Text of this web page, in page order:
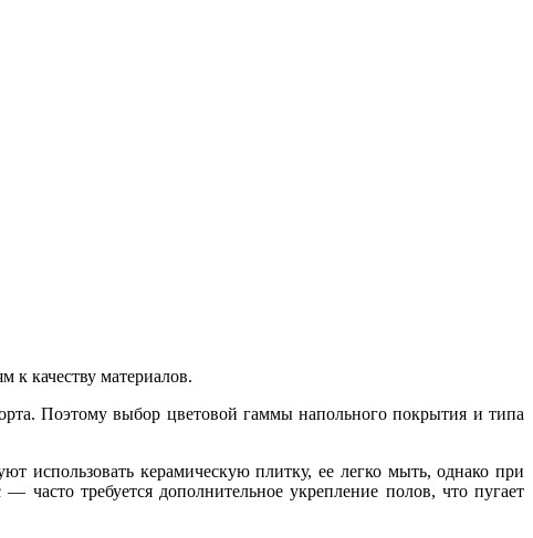
к качеству материалов.
Поэтому выбор цветовой гаммы напольного покрытия и типа
использовать керамическую плитку, ее легко мыть, однако при
часто требуется дополнительное укрепление полов, что пугает